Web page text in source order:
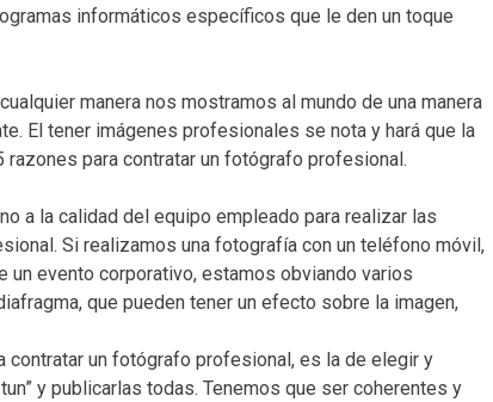
informáticos específicos que le den un toque
manera nos mostramos al mundo de una manera
El tener imágenes profesionales se nota y hará que la
para contratar un fotógrafo profesional.
a la calidad del equipo empleado para realizar las
Si realizamos una fotografía con un teléfono móvil,
un evento corporativo, estamos obviando varios
que pueden tener un efecto sobre la imagen,
contratar un fotógrafo profesional, es la de elegir y
y publicarlas todas. Tenemos que ser coherentes y